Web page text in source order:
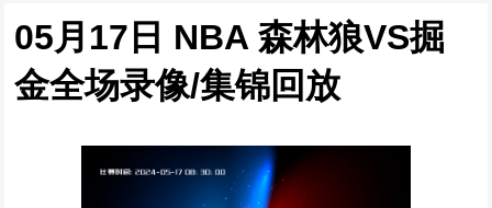
05月17日 NBA 森林狼VS掘
金全场录像/集锦回放